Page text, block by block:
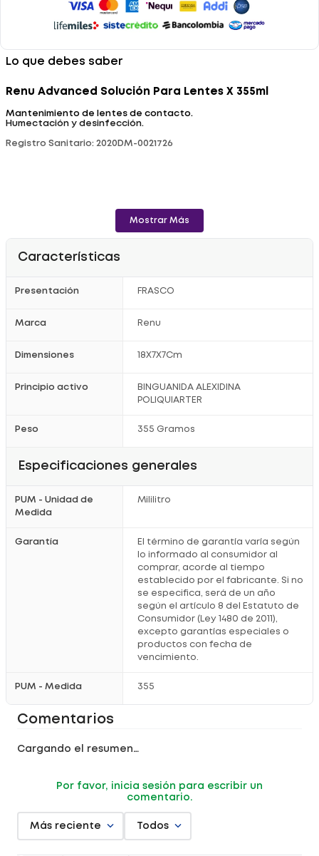
Lo que debes saber
Renu Advanced Solución Para Lentes X 355ml
Mantenimiento de lentes de contacto.
Humectación y desinfección.
Registro Sanitario: 2020DM-0021726
Mostrar Más
Características
Presentación FRASCO
Marca Renu
Dimensiones 18X7X7Cm
Principio activo
BINGUANIDA ALEXIDINA
POLIQUIARTER
Peso 355 Gramos
Especificaciones generales
PUM - Unidad de
Medida
Mililitro
Garantía
El término de garantía varía según
lo informado al consumidor al
comprar, acorde al tiempo
establecido por el fabricante. Si no
se especifica, será de un año
según el artículo 8 del Estatuto de
Consumidor (Ley 1480 de 2011),
excepto garantías especiales o
productos con fecha de
vencimiento.
PUM - Medida 355
Comentarios
Cargando el resumen…
Por favor, inicia sesión para escribir un
comentario.
Más reciente Todos